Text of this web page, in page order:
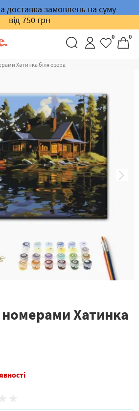
доставка замовлень на суму
від 750 грн
0 0
Хатинка біля озера
Хатинка